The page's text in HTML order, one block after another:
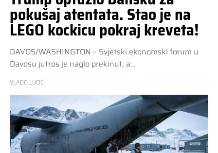
pokušaj atentata. Stao je na
LEGO kockicu pokraj kreveta!
DAVOS/WASHINGTON – Svjetski ekonomski forum u
Davosu jutros je naglo prekinut, a…
VLADO LUCIĆ